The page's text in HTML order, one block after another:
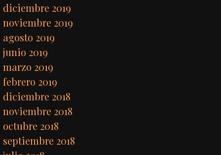
diciembre 2019
noviembre 2019
agosto 2019
junio 2019
marzo 2019
febrero 2019
diciembre 2018
noviembre 2018
octubre 2018
septiembre 2018